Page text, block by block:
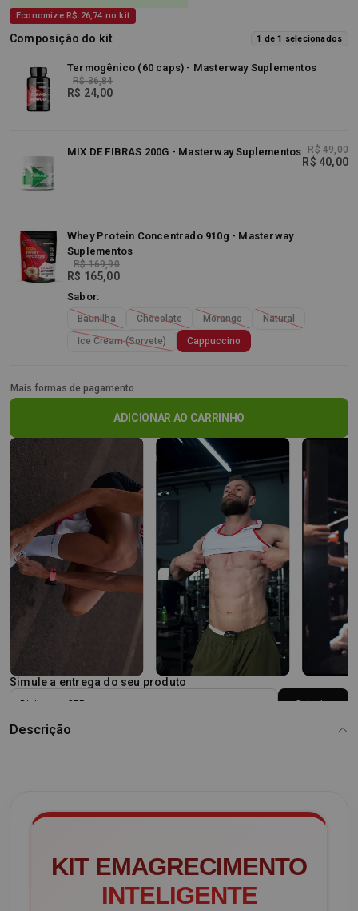
Economize R$ 26,74 no kit
Composição do kit 1 de 1 selecionados
Termogênico (60 caps) - Masterway Suplementos
R$ 36,84
R$ 24,00
MIX DE FIBRAS 200G - Masterway Suplementos R$ 49,00
R$ 40,00
Whey Protein Concentrado 910g - Masterway
Suplementos
R$ 169,90
R$ 165,00
Sabor:
Baunilha Chocolate Morango
Natural
Ice Cream (Sorvete)
Cappuccino
Mais formas de pagamento
ADICIONAR AO CARRINHO
Simule a entrega do seu produto
Calcular
Descrição
KIT EMAGRECIMENTO
INTELIGENTE